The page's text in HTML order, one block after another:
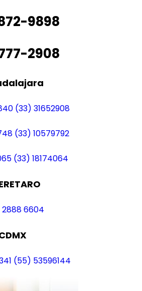
9898
2908
(33) 31652908
(33) 10579792
(33) 18174064
6604
(55) 53596144